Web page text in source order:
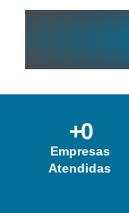
+0
Empresas
Atendidas